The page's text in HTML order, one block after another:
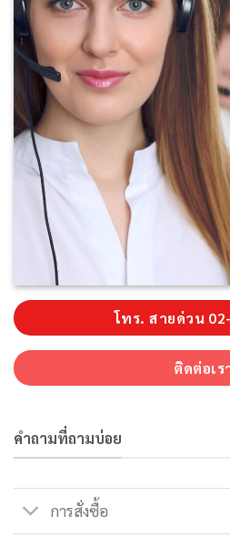
โทร. สายด่วน
ติดต่อเร
คำถามที่ถามบ่อย
การสั่งซื้อ